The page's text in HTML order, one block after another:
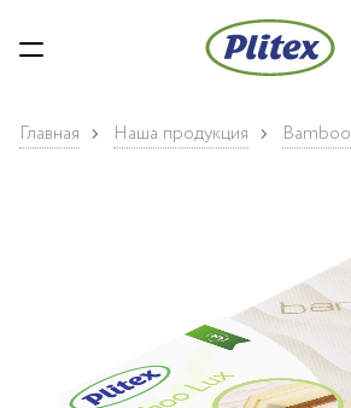
Главная Наша продукция Bamboo